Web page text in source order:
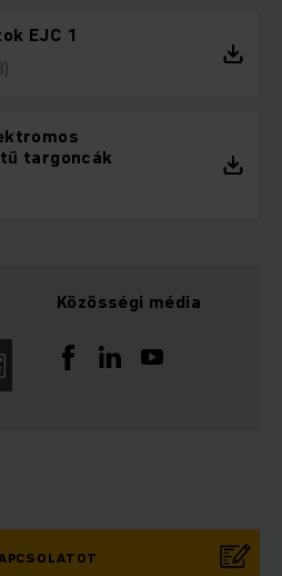
EJC 1
targoncák
Közösségi média